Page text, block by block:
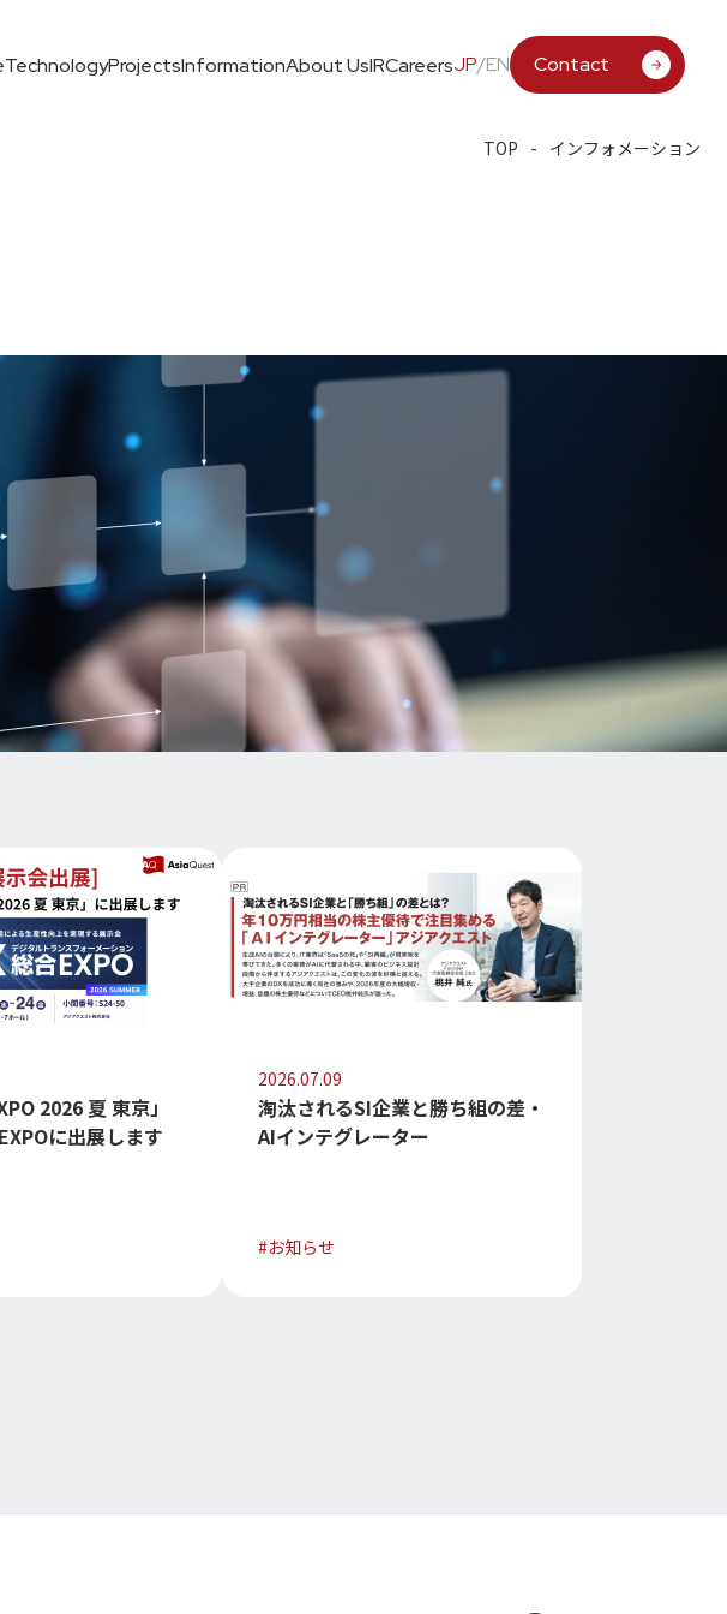
TechnologyProjectsInformationAbout UsIRCareersJP/EN Contact
TOP インフォメーション
2026 夏 東京」
に出展します
2026.07.09
淘汰されるSI企業と勝ち組の差・
AIインテグレーター
#お知らせ